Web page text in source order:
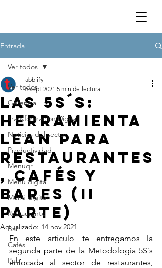
Entrada
Ver todos
Gerencia
Transformacion Digital
Noticias del sector
Productividad
Menuqr
Menú digita
Menú digital
Restaurante
Bar
Cafés
Pub
Ver todos
Las 5S´s:
herramienta
LEAN para
restaurantes
, cafés y
bares (II
Parte)
Tabblify
16 sept 2021 5 min de lectura
Actualizado: 14 nov 2021
En este articulo te entregamos la
segunda parte de la Metodología 5S´s
enfocada al sector de restaurantes,